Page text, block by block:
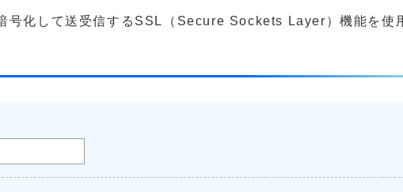
号化して送受信するSSL（Secure Sockets Layer）機能を使